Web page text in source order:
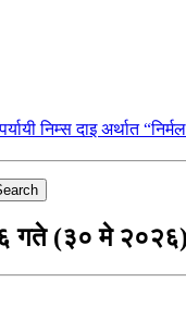
निम्स दाइ अर्थात
(३० मे २०२६)